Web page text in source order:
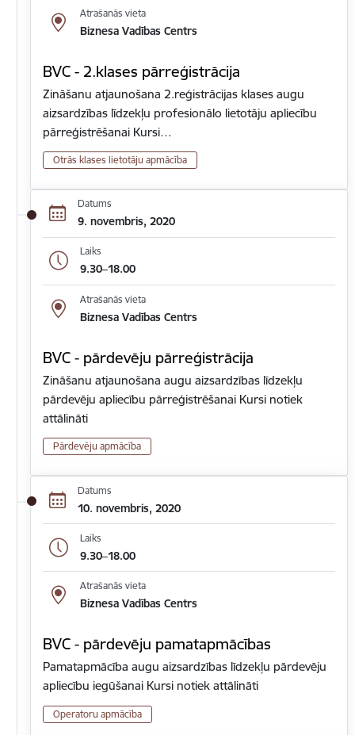
Atrašanās vieta
Biznesa Vadības Centrs
BVC - 2.klases pārreģistrācija
Zināšanu atjaunošana 2.reģistrācijas klases augu
aizsardzības līdzekļu profesionālo lietotāju apliecību
pārreģistrēšanai Kursi…
Otrās klases lietotāju apmācība
Datums
9. novembris, 2020
Laiks
9.30–18.00
Atrašanās vieta
Biznesa Vadības Centrs
BVC - pārdevēju pārreģistrācija
Zināšanu atjaunošana augu aizsardzības līdzekļu
pārdevēju apliecību pārreģistrēšanai Kursi notiek
attālināti
Pārdevēju apmācība
Datums
10. novembris, 2020
Laiks
9.30–18.00
Atrašanās vieta
Biznesa Vadības Centrs
BVC - pārdevēju pamatapmācības
Pamatapmācība augu aizsardzības līdzekļu pārdevēju
apliecību iegūšanai Kursi notiek attālināti
Operatoru apmācība